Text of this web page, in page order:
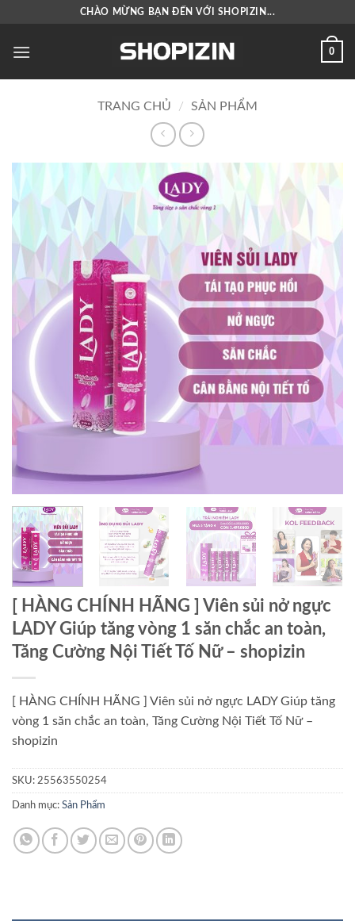
nội
CHÀO MỪNG BẠN ĐẾN VỚI SHOPIZIN...
0
TRANG CHỦ / SẢN PHẨM
[ HÀNG CHÍNH HÃNG ] Viên sủi nở ngực
LADY Giúp tăng vòng 1 săn chắc an toàn,
Tăng Cường Nội Tiết Tố Nữ – shopizin
[ HÀNG CHÍNH HÃNG ] Viên sủi nở ngực LADY Giúp tăng
vòng 1 săn chắc an toàn, Tăng Cường Nội Tiết Tố Nữ –
shopizin
SKU: 25563550254
Danh mục: Sản Phẩm